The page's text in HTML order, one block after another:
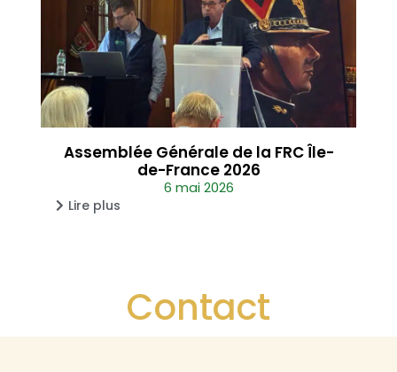
Assemblée Générale de la FRC Île-
de-France 2026
6 mai 2026
Lire plus
Contact